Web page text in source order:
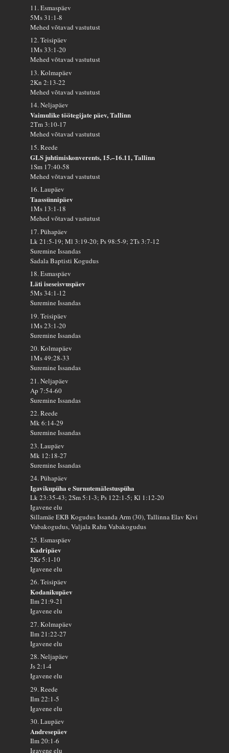
11. Esmaspäev
5Ms 31:1-8
Mehed võtavad vastutust
12. Teisipäev
1Ms 33:1-20
Mehed võtavad vastutust
13. Kolmapäev
2Kn 2:13-22
Mehed võtavad vastutust
14. Neljapäev
Vaimulike töötegijate päev, Tallinn
2Tm 3:10-17
Mehed võtavad vastutust
15. Reede
GLS juhtimiskonverents, 15.–16.11, Tallinn
1Sm 17:40-58
Mehed võtavad vastutust
16. Laupäev
Taassünnipäev
1Ms 13:1-18
Mehed võtavad vastutust
17. Pühapäev
Lk 21:5-19; Ml 3:19-20; Ps 98:5-9; 2Ts 3:7-12
Suremine Issandas
Sadala Baptisti Kogudus
18. Esmaspäev
Läti iseseisvuspäev
5Ms 34:1-12
Suremine Issandas
19. Teisipäev
1Ms 23:1-20
Suremine Issandas
20. Kolmapäev
1Ms 49:28-33
Suremine Issandas
21. Neljapäev
Ap 7:54-60
Suremine Issandas
22. Reede
Mk 6:14-29
Suremine Issandas
23. Laupäev
Mk 12:18-27
Suremine Issandas
24. Pühapäev
Igavikupüha e Surnutemälestuspüha
Lk 23:35-43; 2Sm 5:1-3; Ps 122:1-5; Kl 1:12-20
Igavene elu
Sillamäe EKB Kogudus Issanda Arm (30), Tallinna Elav Kivi
Vabakogudus, Valjala Rahu Vabakogudus
25. Esmaspäev
Kadripäev
2Kr 5:1-10
Igavene elu
26. Teisipäev
Kodanikupäev
Ilm 21:9-21
Igavene elu
27. Kolmapäev
Ilm 21:22-27
Igavene elu
28. Neljapäev
Js 2:1-4
Igavene elu
29. Reede
Ilm 22:1-5
Igavene elu
30. Laupäev
Andresepäev
Ilm 20:1-6
Igavene elu